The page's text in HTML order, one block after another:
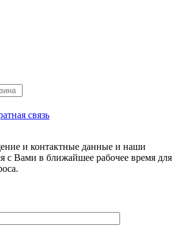
связь
и контактные данные и наши
с Вами в ближайшее рабочее время для